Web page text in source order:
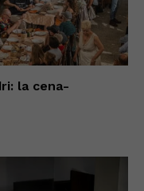
la cena-